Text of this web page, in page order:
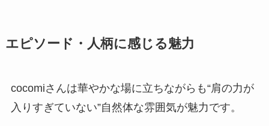
エピソード・人柄に感じる魅力
cocomiさんは華やかな場に立ちながらも“肩の力が
入りすぎていない”自然体な雰囲気が魅力です。